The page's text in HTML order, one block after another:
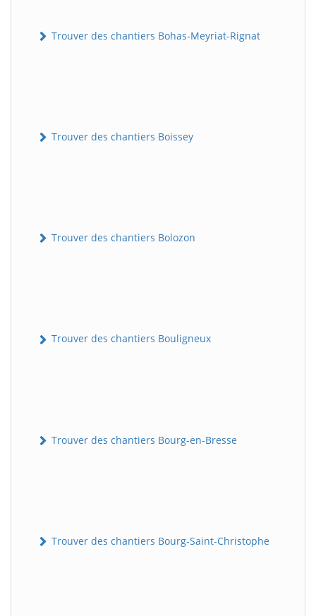
Trouver des chantiers Bohas-Meyriat-Rignat
Trouver des chantiers Boissey
Trouver des chantiers Bolozon
Trouver des chantiers Bouligneux
Trouver des chantiers Bourg-en-Bresse
Trouver des chantiers Bourg-Saint-Christophe